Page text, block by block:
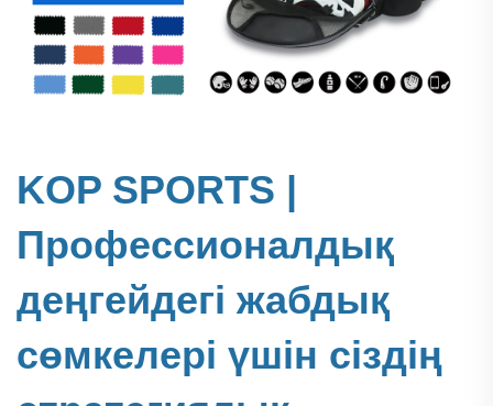
KOP SPORTS |
Профессионалдық
деңгейдегі жабдық
сөмкелері үшін сіздің